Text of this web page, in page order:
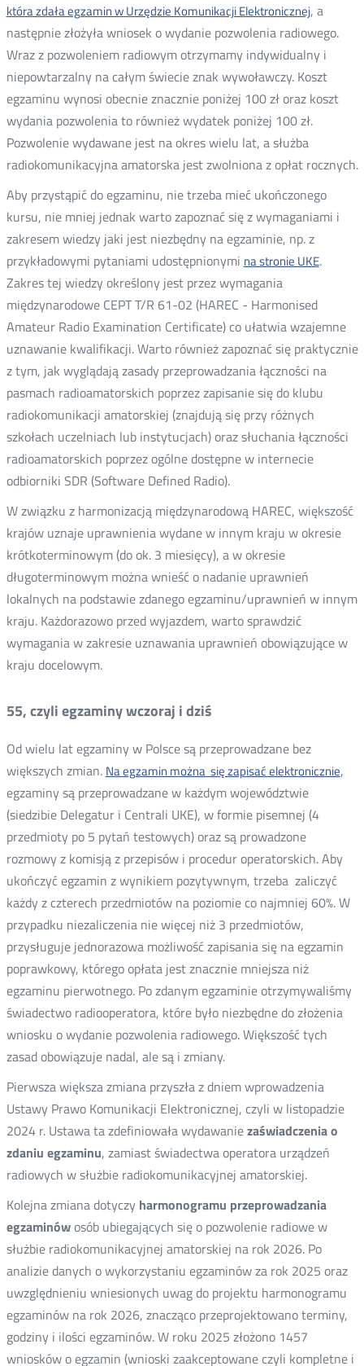
która zdała egzamin w Urzędzie Komunikacji Elektronicznej, a
następnie złożyła wniosek o wydanie pozwolenia radiowego.
Wraz z pozwoleniem radiowym otrzymamy indywidualny i
niepowtarzalny na całym świecie znak wywoławczy. Koszt
egzaminu wynosi obecnie znacznie poniżej 100 zł oraz koszt
wydania pozwolenia to również wydatek poniżej 100 zł.
Pozwolenie wydawane jest na okres wielu lat, a służba
radiokomunikacyjna amatorska jest zwolniona z opłat rocznych.
Aby przystąpić do egzaminu, nie trzeba mieć ukończonego
kursu, nie mniej jednak warto zapoznać się z wymaganiami i
zakresem wiedzy jaki jest niezbędny na egzaminie, np. z
przykładowymi pytaniami udostępnionymi na stronie UKE.
Zakres tej wiedzy określony jest przez wymagania
międzynarodowe CEPT T/R 61-02 (HAREC - Harmonised
Amateur Radio Examination Certificate) co ułatwia wzajemne
uznawanie kwalifikacji. Warto również zapoznać się praktycznie
z tym, jak wyglądają zasady przeprowadzania łączności na
pasmach radioamatorskich poprzez zapisanie się do klubu
radiokomunikacji amatorskiej (znajdują się przy różnych
szkołach uczelniach lub instytucjach) oraz słuchania łączności
radioamatorskich poprzez ogólne dostępne w internecie
odbiorniki SDR (Software Defined Radio).
W związku z harmonizacją międzynarodową HAREC, większość
krajów uznaje uprawnienia wydane w innym kraju w okresie
krótkoterminowym (do ok. 3 miesięcy), a w okresie
długoterminowym można wnieść o nadanie uprawnień
lokalnych na podstawie zdanego egzaminu/uprawnień w innym
kraju. Każdorazowo przed wyjazdem, warto sprawdzić
wymagania w zakresie uznawania uprawnień obowiązujące w
kraju docelowym.
55, czyli egzaminy wczoraj i dziś
Od wielu lat egzaminy w Polsce są przeprowadzane bez
większych zmian. Na egzamin można się zapisać elektronicznie,
egzaminy są przeprowadzane w każdym województwie
(siedzibie Delegatur i Centrali UKE), w formie pisemnej (4
przedmioty po 5 pytań testowych) oraz są prowadzone
rozmowy z komisją z przepisów i procedur operatorskich. Aby
ukończyć egzamin z wynikiem pozytywnym, trzeba zaliczyć
każdy z czterech przedmiotów na poziomie co najmniej 60%. W
przypadku niezaliczenia nie więcej niż 3 przedmiotów,
przysługuje jednorazowa możliwość zapisania się na egzamin
poprawkowy, którego opłata jest znacznie mniejsza niż
egzaminu pierwotnego. Po zdanym egzaminie otrzymywaliśmy
świadectwo radiooperatora, które było niezbędne do złożenia
wniosku o wydanie pozwolenia radiowego. Większość tych
zasad obowiązuje nadal, ale są i zmiany.
Pierwsza większa zmiana przyszła z dniem wprowadzenia
Ustawy Prawo Komunikacji Elektronicznej, czyli w listopadzie
2024 r. Ustawa ta zdefiniowała wydawaniezaświadczenia o
zdaniu egzaminu, zamiast świadectwa operatora urządzeń
radiowych w służbie radiokomunikacyjnej amatorskiej.
Kolejna zmiana dotyczy harmonogramu przeprowadzania
egzaminówosób ubiegających się o pozwolenie radiowe w
służbie radiokomunikacyjnej amatorskiej na rok 2026. Po
analizie danych o wykorzystaniu egzaminów za rok 2025 oraz
uwzględnieniu wniesionych uwag do projektu harmonogramu
egzaminów na rok 2026, znacząco przeprojektowano terminy,
godziny i ilości egzaminów. W roku 2025 złożono 1457
wniosków o egzamin (wnioski zaakceptowane czyli kompletne i